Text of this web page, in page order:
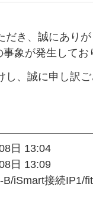
だき、誠にあり
象が発生してお
し、誠に申し訳
日 13:04
日 13:09
iSmart接続IP1/